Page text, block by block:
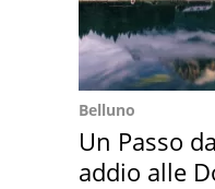
Belluno
Un Passo
addio alle